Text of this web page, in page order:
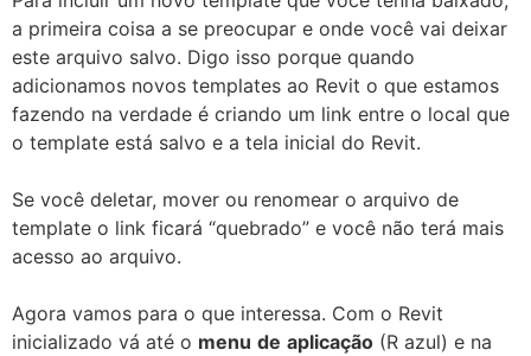
a primeira coisa a se preocupar e onde você vai deixar
este arquivo salvo. Digo isso porque quando
adicionamos novos templates ao Revit o que estamos
fazendo na verdade é criando um link entre o local que
o template está salvo e a tela inicial do Revit.
Se você deletar, mover ou renomear o arquivo de
template o link ficará “quebrado” e você não terá mais
acesso ao arquivo.
Agora vamos para o que interessa. Com o Revit
inicializado vá até o menu de aplicação (R azul) e na